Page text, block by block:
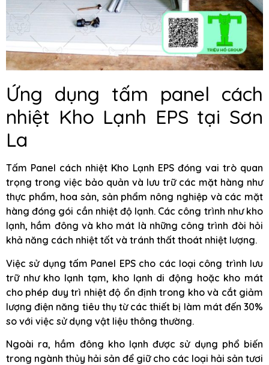
Ứng dụng tấm panel cách
nhiệt Kho Lạnh EPS tại Sơn
La
Tấm Panel cách nhiệt Kho Lạnh EPS đóng vai trò quan
trọng trong việc bảo quản và lưu trữ các mặt hàng như
thực phẩm, hoa sản, sản phẩm nông nghiệp và các mặt
hàng đóng gói cần nhiệt độ lạnh. Các công trình như kho
lạnh, hầm đông và kho mát là những công trình đòi hỏi
khả năng cách nhiệt tốt và tránh thất thoát nhiệt lượng.
Việc sử dụng tấm Panel EPS cho các loại công trình lưu
trữ như kho lạnh tạm, kho lạnh di động hoặc kho mát
cho phép duy trì nhiệt độ ổn định trong kho và cắt giảm
lượng điện năng tiêu thụ từ các thiết bị làm mát đến 30%
so với việc sử dụng vật liệu thông thường.
Ngoài ra, hầm đông kho lạnh được sử dụng phổ biến
trong ngành thủy hải sản để giữ cho các loại hải sản tươi